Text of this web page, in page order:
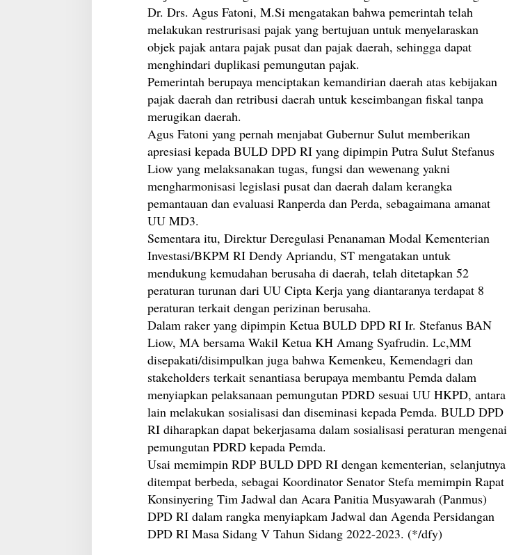
Dr. Drs. Agus Fatoni, M.Si mengatakan bahwa pemerintah telah
melakukan restrurisasi pajak yang bertujuan untuk menyelaraskan
objek pajak antara pajak pusat dan pajak daerah, sehingga dapat
menghindari duplikasi pemungutan pajak.
Pemerintah berupaya menciptakan kemandirian daerah atas kebijakan
pajak daerah dan retribusi daerah untuk keseimbangan fiskal tanpa
merugikan daerah.
Agus Fatoni yang pernah menjabat Gubernur Sulut memberikan
apresiasi kepada BULD DPD RI yang dipimpin Putra Sulut Stefanus
Liow yang melaksanakan tugas, fungsi dan wewenang yakni
mengharmonisasi legislasi pusat dan daerah dalam kerangka
pemantauan dan evaluasi Ranperda dan Perda, sebagaimana amanat
UU MD3.
Sementara itu, Direktur Deregulasi Penanaman Modal Kementerian
Investasi/BKPM RI Dendy Apriandu, ST mengatakan untuk
mendukung kemudahan berusaha di daerah, telah ditetapkan 52
peraturan turunan dari UU Cipta Kerja yang diantaranya terdapat 8
peraturan terkait dengan perizinan berusaha.
Dalam raker yang dipimpin Ketua BULD DPD RI Ir. Stefanus BAN
Liow, MA bersama Wakil Ketua KH Amang Syafrudin. Lc,MM
disepakati/disimpulkan juga bahwa Kemenkeu, Kemendagri dan
stakeholders terkait senantiasa berupaya membantu Pemda dalam
menyiapkan pelaksanaan pemungutan PDRD sesuai UU HKPD, antara
lain melakukan sosialisasi dan diseminasi kepada Pemda. BULD DPD
RI diharapkan dapat bekerjasama dalam sosialisasi peraturan mengenai
pemungutan PDRD kepada Pemda.
Usai memimpin RDP BULD DPD RI dengan kementerian, selanjutnya
ditempat berbeda, sebagai Koordinator Senator Stefa memimpin Rapat
Konsinyering Tim Jadwal dan Acara Panitia Musyawarah (Panmus)
DPD RI dalam rangka menyiapkam Jadwal dan Agenda Persidangan
DPD RI Masa Sidang V Tahun Sidang 2022-2023. (*/dfy)